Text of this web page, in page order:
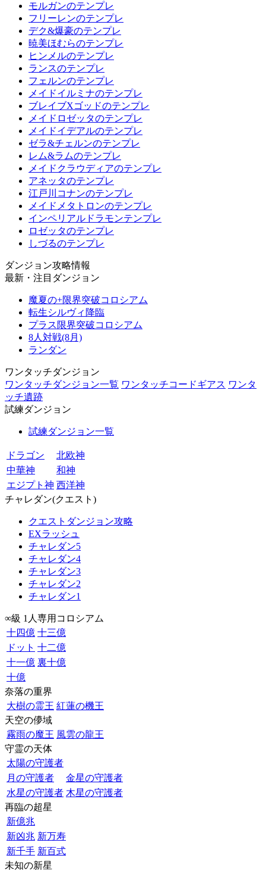
モルガンのテンプレ
フリーレンのテンプレ
デク&爆豪のテンプレ
暁美ほむらのテンプレ
ヒンメルのテンプレ
ランスのテンプレ
フェルンのテンプレ
メイドイルミナのテンプレ
ブレイブXゴッドのテンプレ
メイドロゼッタのテンプレ
メイドイデアルのテンプレ
ゼラ&チェルンのテンプレ
レム&ラムのテンプレ
メイドクラウディアのテンプレ
アネッタのテンプレ
江戸川コナンのテンプレ
メイドメタトロンのテンプレ
インペリアルドラモンテンプレ
ロゼッタのテンプレ
しづるのテンプレ
ダンジョン攻略情報
最新・注目ダンジョン
魔夏の+限界突破コロシアム
転生シルヴィ降臨
プラス限界突破コロシアム
8人対戦(8月)
ランダン
ワンタッチダンジョン
ワンタッチダンジョン一覧 ワンタッチコードギアス ワンタ
ッチ遺跡
試練ダンジョン
試練ダンジョン一覧
ドラゴン
北欧神
中華神
和神
エジプト神 西洋神
チャレダン(クエスト)
クエストダンジョン攻略
EXラッシュ
チャレダン5
チャレダン4
チャレダン3
チャレダン2
チャレダン1
∞級 1人専用コロシアム
十四億 十三億
ドット 十二億
十一億 裏十億
十億
奈落の重界
大樹の霊王 紅蓮の機王
天空の儚域
霧雨の魔王 風雲の龍王
守霊の天体
太陽の守護者
月の守護者
金星の守護者
水星の守護者 木星の守護者
再臨の超星
新億兆
新凶兆 新万寿
新千手 新百式
未知の新星